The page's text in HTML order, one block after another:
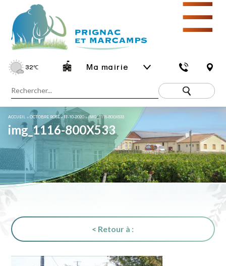
32℃ Ma mairie
☰
ACCUEIL »OCTOBRE ROSE – 17-10-2020»IMG_1116-800X533
img_1116-800X533
< Retour à :